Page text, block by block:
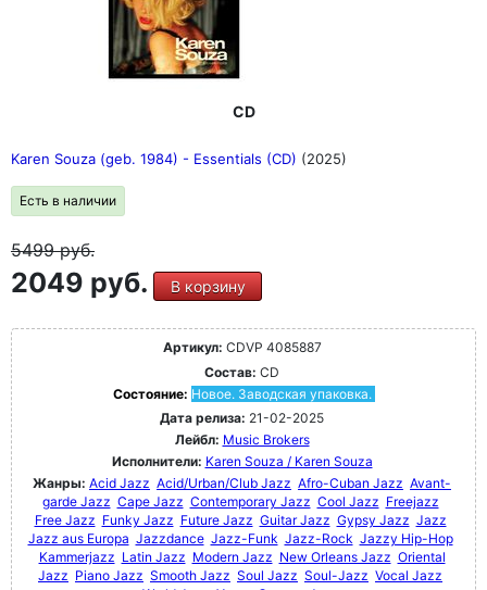
CD
Karen Souza (geb. 1984) - Essentials (CD) (2025)
Есть в наличии
5499руб.
2049 руб. В корзину
Артикул: CDVP 4085887
Состав: CD
Состояние: Новое. Заводская упаковка.
Дата релиза: 21-02-2025
Лейбл: Music Brokers
Исполнители: Karen Souza / Karen Souza
Жанры: Acid Jazz Acid/Urban/Club Jazz Afro-Cuban Jazz Avant-
garde Jazz Cape Jazz Contemporary Jazz Cool Jazz Freejazz
Free Jazz Funky Jazz Future Jazz Guitar Jazz Gypsy Jazz Jazz
Jazz aus Europa Jazzdance Jazz-Funk Jazz-Rock Jazzy Hip-Hop
Kammerjazz Latin Jazz Modern Jazz New Orleans Jazz Oriental
Jazz Piano Jazz Smooth Jazz Soul Jazz Soul-Jazz Vocal Jazz